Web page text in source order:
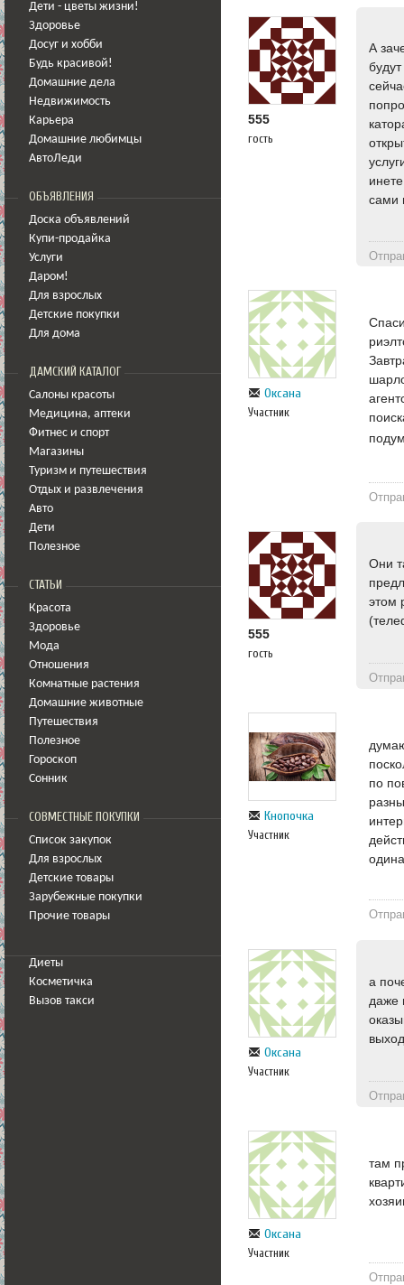
Дети - цветы жизни!
Здоровье
Досуг и хобби
Будь красивой!
Домашние дела
Недвижимость
Карьера
Домашние любимцы
АвтоЛеди
ОБЪЯВЛЕНИЯ
Доска объявлений
Купи-продайка
Услуги
Даром!
Для взрослых
Детские покупки
Для дома
ДАМСКИЙ КАТАЛОГ
Салоны красоты
Медицина, аптеки
Фитнес и спорт
Магазины
Туризм и путешествия
Отдых и развлечения
Авто
Дети
Полезное
СТАТЬИ
Красота
Здоровье
Мода
Отношения
Комнатные растения
Домашние животные
Путешествия
Полезное
Гороскоп
Сонник
СОВМЕСТНЫЕ ПОКУПКИ
Список закупок
Для взрослых
Детские товары
Зарубежные покупки
Прочие товары
Диеты
Косметичка
Вызов такси
555
гость
А
сами
Оксана
Участник
555
гость
Они
этом
Кнопочка
Участник
по
Оксана
Участник
а
даже
Оксана
Участник
там